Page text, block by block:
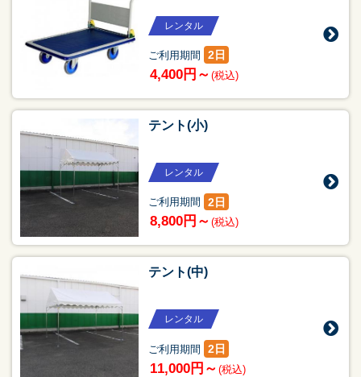
レンタル
ご利用期間 2日
4,400円～ (税込)
テント(小)
レンタル
ご利用期間 2日
8,800円～ (税込)
テント(中)
レンタル
ご利用期間 2日
11,000円～ (税込)